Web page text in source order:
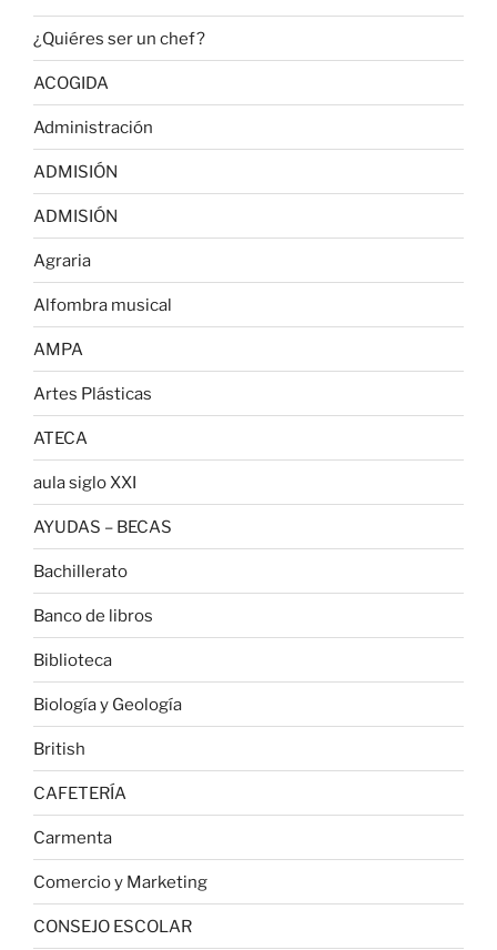
¿Quiéres ser un chef?
ACOGIDA
Administración
ADMISIÓN
ADMISIÓN
Agraria
Alfombra musical
AMPA
Artes Plásticas
ATECA
aula siglo XXI
AYUDAS – BECAS
Bachillerato
Banco de libros
Biblioteca
Biología y Geología
British
CAFETERÍA
Carmenta
Comercio y Marketing
CONSEJO ESCOLAR